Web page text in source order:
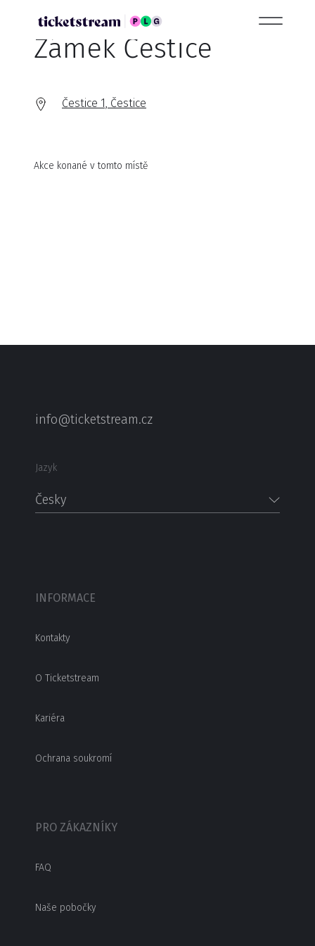
Zámek Čestice
Čestice 1, Čestice
Akce konané v tomto místě
info@ticketstream.cz
Jazyk
Česky
INFORMACE
Kontakty
O Ticketstream
Kariéra
Ochrana soukromí
PRO ZÁKAZNÍKY
FAQ
Naše pobočky